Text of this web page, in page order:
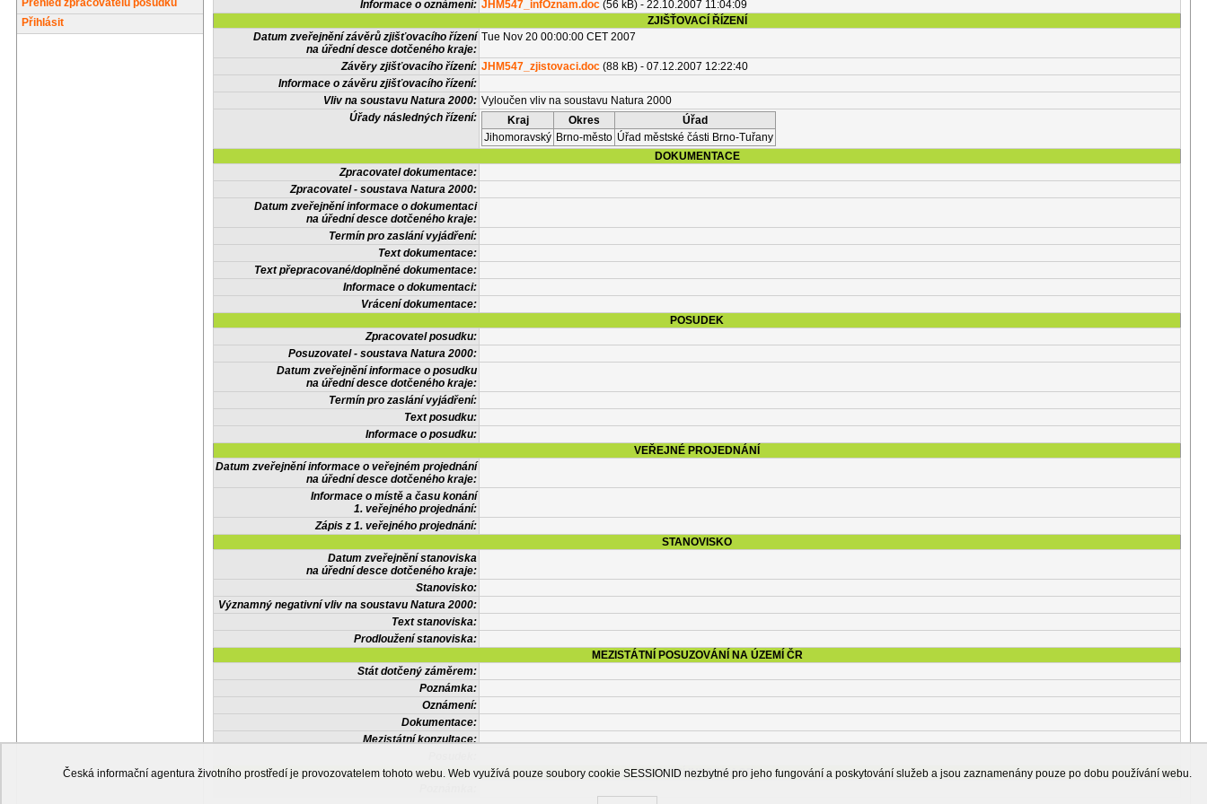
Přehled zpracovatelů posudků
Přihlásit
Informace o oznámení: JHM547_infOznam.doc (56 kB) - 22.10.2007 11:04:09
ZJIŠŤOVACÍ ŘÍZENÍ
Datum zveřejnění závěrů zjišťovacího řízení
na úřední desce dotčeného kraje:
Tue Nov 20 00:00:00 CET 2007
Závěry zjišťovacího řízení: JHM547_zjistovaci.doc (88 kB) - 07.12.2007 12:22:40
Informace o závěru zjišťovacího řízení:
Vliv na soustavu Natura 2000: Vyloučen vliv na soustavu Natura 2000
Úřady následných řízení:
Kraj Okres
Úřad
Jihomoravský Brno-město Úřad městské části Brno-Tuřany
DOKUMENTACE
Zpracovatel dokumentace:
Zpracovatel - soustava Natura 2000:
Datum zveřejnění informace o dokumentaci
na úřední desce dotčeného kraje:
Termín pro zaslání vyjádření:
Text dokumentace:
Text přepracované/doplněné dokumentace:
Informace o dokumentaci:
Vrácení dokumentace:
POSUDEK
Zpracovatel posudku:
Posuzovatel - soustava Natura 2000:
Datum zveřejnění informace o posudku
na úřední desce dotčeného kraje:
Termín pro zaslání vyjádření:
Text posudku:
Informace o posudku:
VEŘEJNÉ PROJEDNÁNÍ
Datum zveřejnění informace o veřejném projednání
na úřední desce dotčeného kraje:
Informace o místě a času konání
1. veřejného projednání:
Zápis z 1. veřejného projednání:
STANOVISKO
Datum zveřejnění stanoviska
na úřední desce dotčeného kraje:
Stanovisko:
Významný negativní vliv na soustavu Natura 2000:
Text stanoviska:
Prodloužení stanoviska:
MEZISTÁTNÍ POSUZOVÁNÍ NA ÚZEMÍ ČR
Stát dotčený záměrem:
Poznámka:
Oznámení:
Dokumentace:
Mezistátní konzultace:
OSTATNÍ INFORMACE
Česká informační agentura životního prostředí je provozovatelem tohoto webu. Web využívá pouze soubory cookie SESSIONID nezbytné pro jeho fungování a poskytování služeb a jsou zaznamenány pouze po dobu používání webu.